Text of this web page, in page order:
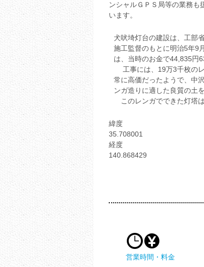
ンシャルＧＰＳ局等の業務も
います。
犬吠埼灯台の建設は、工部
施工監督のもとに明治5年9
は、当時のお金で44,835円
工事には、19万3千枚の
常に高価だったようで、中
ンガ造りに適した良質の土
このレンガでできた灯塔
緯度
35.708001
経度
140.868429
営業時間・料金